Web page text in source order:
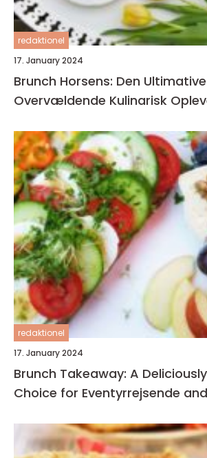
redaktionel
17. January 2024
Brunch Horsens: Den
Overvældende Kulinarisk
redaktionel
17. January 2024
Brunch Takeaway: A
Choice for Eventyrrejsende